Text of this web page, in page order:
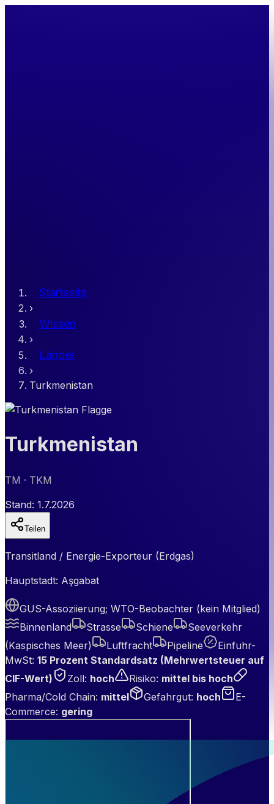
Startseite
›
Wissen
›
Länder
›
Turkmenistan
Turkmenistan
TM · TKM
Stand: 1.7.2026
Teilen
Transitland / Energie-Exporteur (Erdgas)
Hauptstadt: Aşgabat
GUS-Assoziierung; WTO-Beobachter (kein Mitglied)
Binnenland
Strasse Schiene
Seeverkehr
(Kaspisches Meer)
Luftfracht Pipeline
Einfuhr-
MwSt: 15 Prozent Standardsatz (Mehrwertsteuer auf
CIF-Wert)
Zoll: hoch Risiko: mittel bis hoch
Pharma/Cold Chain: mittel Gefahrgut: hoch
E-
Commerce: gering